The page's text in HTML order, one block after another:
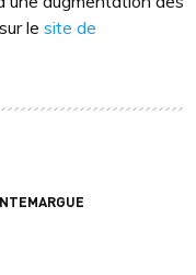
le site de